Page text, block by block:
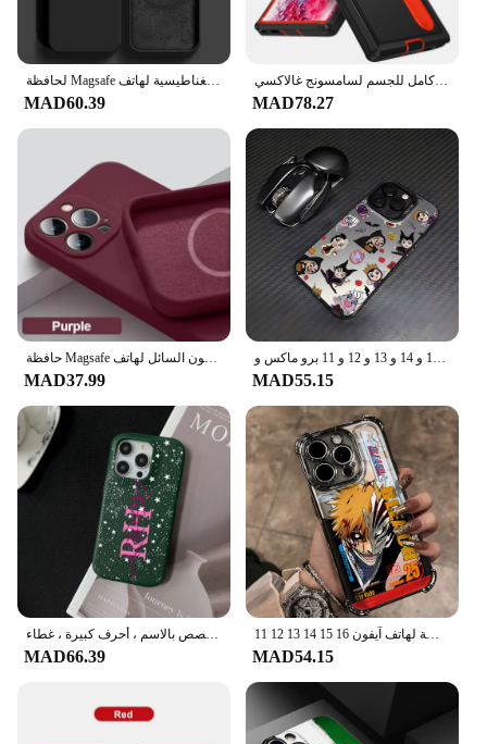
MAD60.39
غطاء مسند قوي مقاوم للصدمات ، غطاء كامل للجسم لسامسونج غالاكسي S24 الترا S23 S22 A54 A15 A14 ، 3 في 1
MAD78.27
MAD37.99 MAD55.15
جراب جلد مخصص بالاسم ، أحرف كبيرة ، غطاء Kafr لـ iPhone 16 ، 14 ، 13 ، 12 ، 11 Pro Max ، 15 Pro Max
MAD66.39
حافظة لهاتف آيفون 16 15 14 13 12 11 Pro Max X XR XSMax 7 8 6 Plus غطاء خلفي مضاد للسقوط
MAD54.15